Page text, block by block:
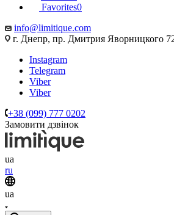
Favorites0
info@limitique.com
г. Днепр, пр. Дмитрия Яворницкого
Instagram
Telegram
Viber
Viber
+38 (099) 777 0202
Замовити дзвінок
ua
ru
ua